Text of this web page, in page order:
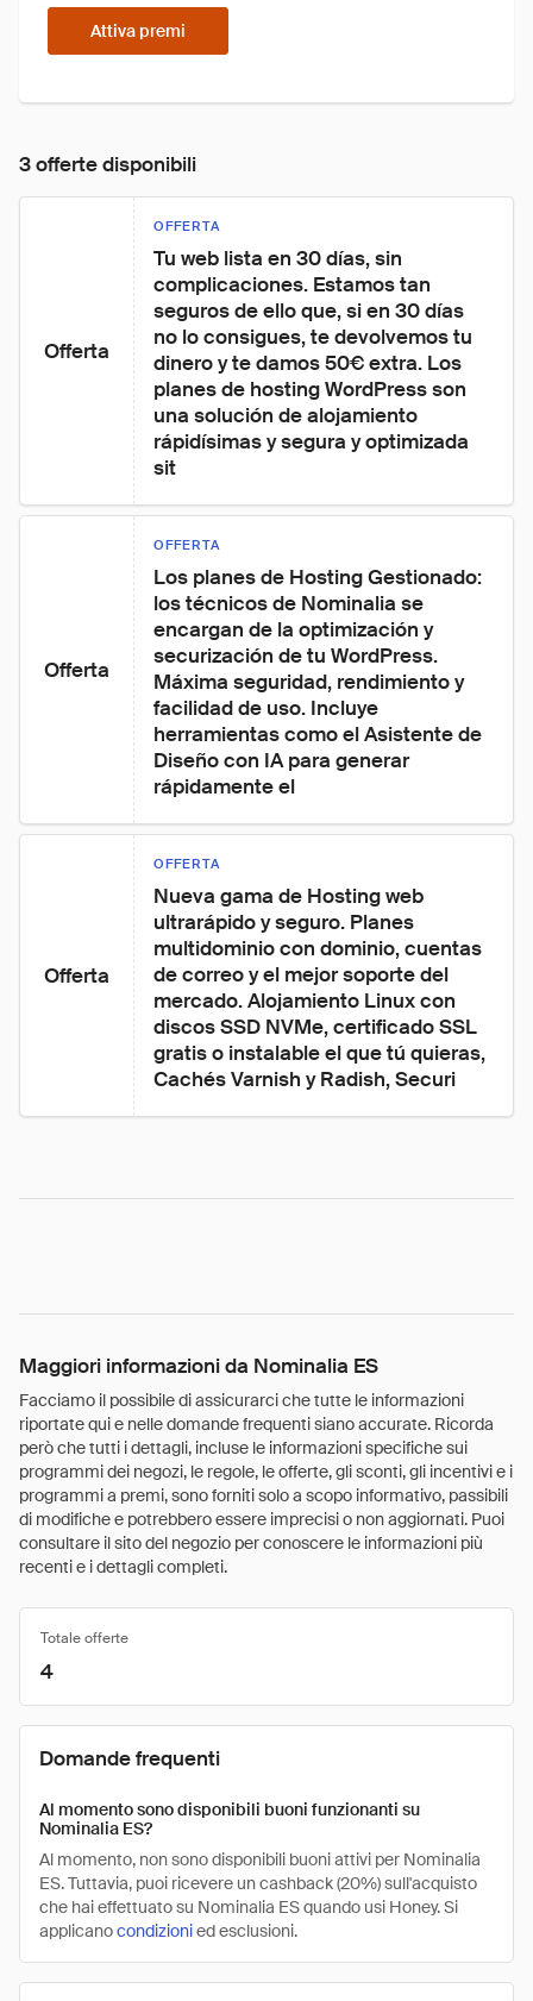
Attiva premi
3 offerte disponibili
Offerta
OFFERTA
Tu web lista en 30 días, sin
complicaciones. Estamos tan
seguros de ello que, si en 30 días
no lo consigues, te devolvemos tu
dinero y te damos 50€ extra. Los
planes de hosting WordPress son
una solución de alojamiento
rápidísimas y segura y optimizada
sit
Offerta
OFFERTA
Los planes de Hosting Gestionado:
los técnicos de Nominalia se
encargan de la optimización y
securización de tu WordPress.
Máxima seguridad, rendimiento y
facilidad de uso. Incluye
herramientas como el Asistente de
Diseño con IA para generar
rápidamente el
Offerta
OFFERTA
Nueva gama de Hosting web
ultrarápido y seguro. Planes
multidominio con dominio, cuentas
de correo y el mejor soporte del
mercado. Alojamiento Linux con
discos SSD NVMe, certificado SSL
gratis o instalable el que tú quieras,
Cachés Varnish y Radish, Securi
Maggiori informazioni da Nominalia ES
Facciamo il possibile di assicurarci che tutte le informazioni
riportate qui e nelle domande frequenti siano accurate. Ricorda
però che tutti i dettagli, incluse le informazioni specifiche sui
programmi dei negozi, le regole, le offerte, gli sconti, gli incentivi e i
programmi a premi, sono forniti solo a scopo informativo, passibili
di modifiche e potrebbero essere imprecisi o non aggiornati. Puoi
consultare il sito del negozio per conoscere le informazioni più
recenti e i dettagli completi.
Totale offerte
4
Domande frequenti
Al momento sono disponibili buoni funzionanti su
Nominalia ES?
Al momento, non sono disponibili buoni attivi per Nominalia
ES. Tuttavia, puoi ricevere un cashback (20%) sull'acquisto
che hai effettuato su Nominalia ES quando usi Honey. Si
applicanocondizionied esclusioni.